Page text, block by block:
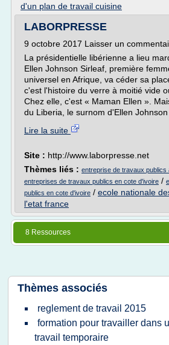
d'un plan de travail cuisine
LABORPRESSE
9 octobre 2017 Laisser un
La présidentielle libérienne a lieu
Ellen Johnson Sirleaf, première
universel en Afrique, va céder sa
c'est l'histoire du verre à moitié vide
Chez elle, c'est « Maman Ellen ».
du Liberia, le surnom d'Ellen Johnson
Lire la suite
Site : http://www.laborpresse.net
Thèmes liés : entreprise de travaux publics
entreprises de travaux publics en cote d'ivoire /
publics en cote d'ivoire / ecole nationale
l'etat france
8 Ressources
Thèmes associés
reglement de travail 2015
formation pour travailler dans
travail temporaire